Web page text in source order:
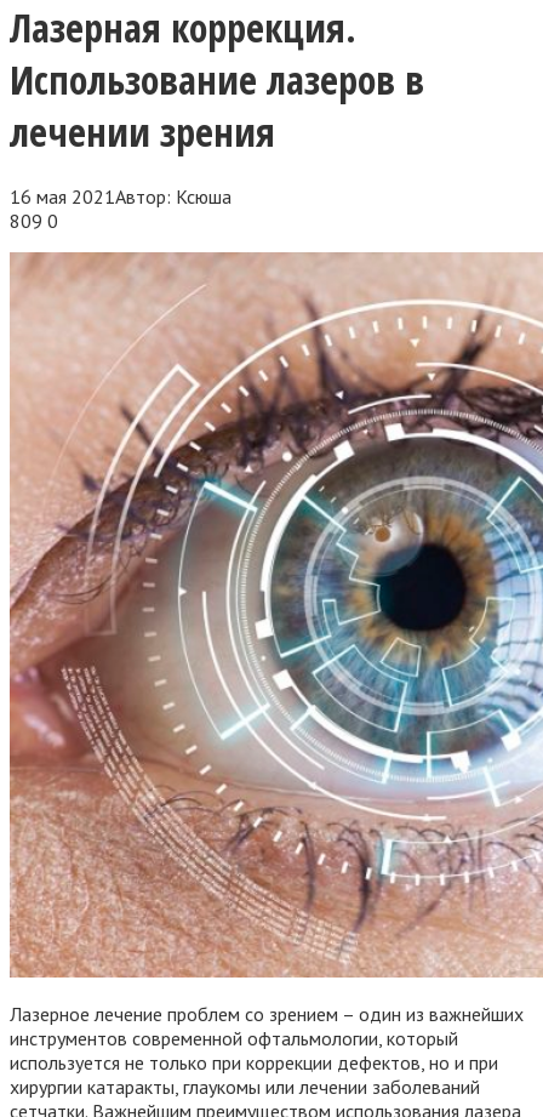
Лазерная коррекция.
Использование лазеров в
лечении зрения
16 мая 2021Автор: Ксюша
809 0
Лазерное лечение проблем со зрением – один из важнейших
инструментов современной офтальмологии, который
используется не только при коррекции дефектов, но и при
хирургии катаракты, глаукомы или лечении заболеваний
сетчатки. Важнейшим преимуществом использования лазера